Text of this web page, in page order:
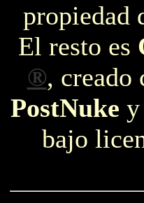
propiedad
El resto es
®, creado
PostNuke y
bajo